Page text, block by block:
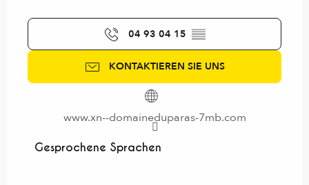
04 93 04 15 ▒▒
KONTAKTIEREN SIE UNS
www.xn--domaineduparas-7mb.com
Gesprochene Sprachen
Gesprochene Sprachen